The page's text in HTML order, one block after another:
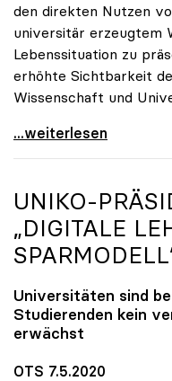
den direkten Nutzen
universitär erzeugtem
Lebenssituation zu
erhöhte Sichtbarkeit
Wissenschaft und
Startschuss zur
...weiterlesen
UNIKO-
„DIGITALE
Universitäten sind
Studierenden kein
erwächst
OTS 7.5.2020